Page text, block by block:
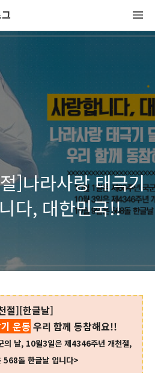
]나라사랑 태극기
다, 대한민국!!
절][한글날]
운동 우리 함께 동참해요!!
의 날, 10월3일은 제4346주년 개천절,
568돌 한글날 입니다>